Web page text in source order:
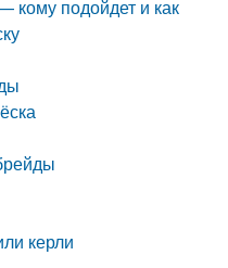
кому подойдет и как
керли